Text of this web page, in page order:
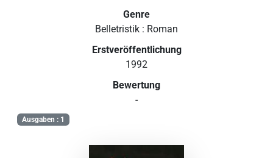
Genre
Belletristik : Roman
Erstveröffentlichung
1992
Bewertung
-
Ausgaben : 1